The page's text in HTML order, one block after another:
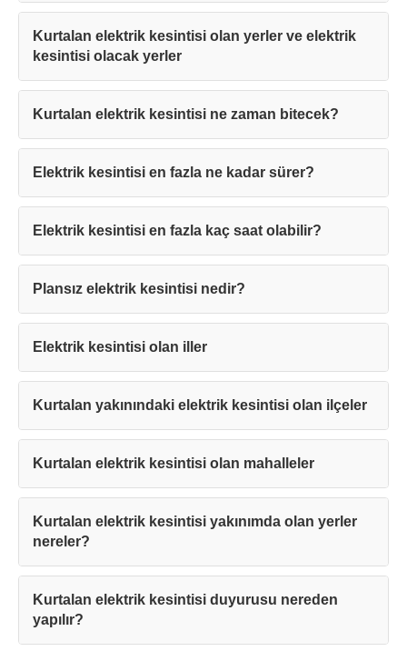
Kurtalan elektrik kesintisi olan yerler ve elektrik
kesintisi olacak yerler
Kurtalan elektrik kesintisi ne zaman bitecek?
Elektrik kesintisi en fazla ne kadar sürer?
Elektrik kesintisi en fazla kaç saat olabilir?
Plansız elektrik kesintisi nedir?
Elektrik kesintisi olan iller
Kurtalan yakınındaki elektrik kesintisi olan ilçeler
Kurtalan elektrik kesintisi olan mahalleler
Kurtalan elektrik kesintisi yakınımda olan yerler
nereler?
Kurtalan elektrik kesintisi duyurusu nereden
yapılır?
Teşekkürler!
sürede sizinle iletişime geçilecektir.
Kapat